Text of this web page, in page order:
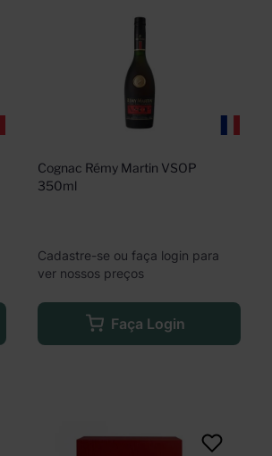
Cognac Rémy Martin VSOP
350ml
Cadastre-se ou faça login para
ver nossos preços
Faça Login